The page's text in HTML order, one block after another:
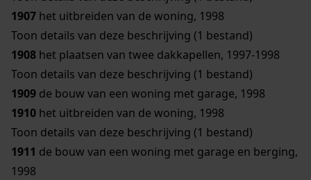
1907 het uitbreiden van de woning, 1998
Toon details van deze beschrijving (1 bestand)
1908 het plaatsen van twee dakkapellen, 1997-1998
Toon details van deze beschrijving (1 bestand)
1909 de bouw van een woning met garage, 1998
1910 het uitbreiden van de woning, 1998
Toon details van deze beschrijving (1 bestand)
1911 de bouw van een woning met garage en berging,
1998